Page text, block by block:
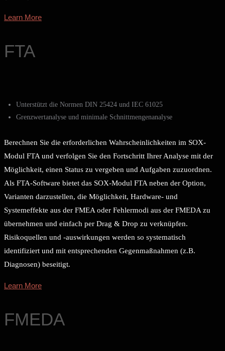
Learn More
FTA
Unterstützt die Normen DIN 25424 und IEC 61025
Grenzwertanalyse und minimale Schnittmengenanalyse
Berechnen Sie die erforderlichen Wahrscheinlichkeiten im SOX-
Modul FTA und verfolgen Sie den Fortschritt Ihrer Analyse mit der
Möglichkeit, einen Status zu vergeben und Aufgaben zuzuordnen.
Als FTA-Software bietet das SOX-Modul FTA neben der Option,
Varianten darzustellen, die Möglichkeit, Hardware- und
Systemeffekte aus der FMEA oder Fehlermodi aus der FMEDA zu
übernehmen und einfach per Drag & Drop zu verknüpfen.
Risikoquellen und -auswirkungen werden so systematisch
identifiziert und mit entsprechenden Gegenmaßnahmen (z.B.
Diagnosen) beseitigt.
Learn More
FMEDA